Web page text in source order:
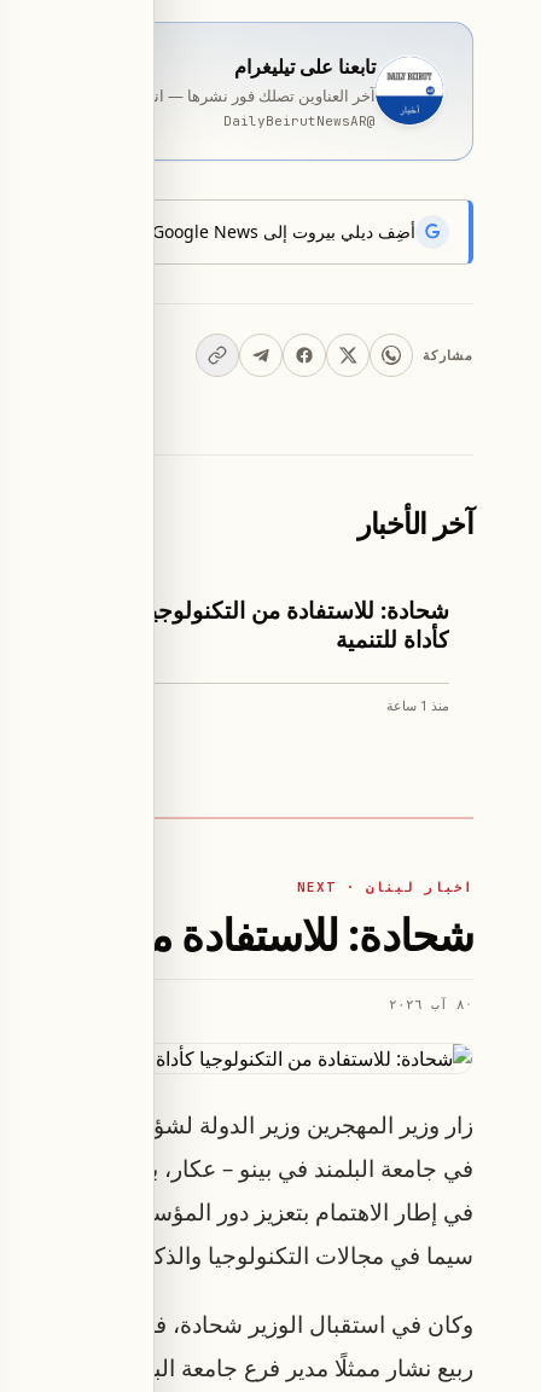
تابعنا على تيليغرام
آخر العناوين تصلك فور نشرها — انضمّ إلى قناة المخصّصة
@
DailyBeirutNewsAR
أضِف ديلي بيروت إلى Google News لتتلقّى أحدث الأخبار أوّلاً.
مشاركة
آخر الأخبار
اخبار لبنان
شحادة: للاستفادة من التكنولوجيا
كأداة للتنمية
منذ 1 ساعة
اخبار لبنان · NEXT
شحادة: للاستفادة من
· ٨ آب ٢٠٢٦
زار وزير المهجرين وزير الدولة لشؤون
في جامعة البلمند في بينو – عكار، بدعوة من
في إطار الاهتمام بتعزيز دور المؤسسات الأكاديمية
سيما في مجالات التكنولوجيا والذكاء الاصطناعي.
وكان في استقبال الوزير شحادة، فارس، رئيسة
ربيع نشار ممثلًا مدير فرع جامعة البلمند في بينو –